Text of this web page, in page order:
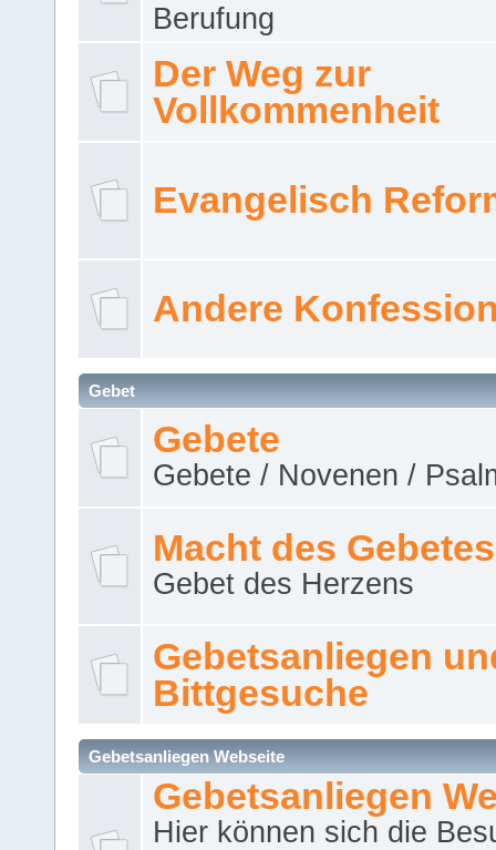
Berufung
Der Weg zur
Vollkommenheit
Evangelisch
Andere
Gebet
Gebete
Gebete / Novenen /
Macht des Gebetes
Gebet des Herzens
Gebetsanliegen
Bittgesuche
Gebetsanliegen Webseite
Gebetsanliegen
Hier können sich die